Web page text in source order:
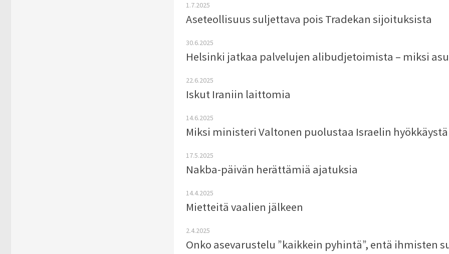
1.7.2025
Aseteollisuus suljettava pois Tradekan sijoituksista
30.6.2025
Helsinki jatkaa palvelujen alibudjetoimista – miksi
22.6.2025
Iskut Iraniin laittomia
14.6.2025
Miksi ministeri Valtonen puolustaa Israelin
17.5.2025
Nakba-päivän herättämiä ajatuksia
14.4.2025
Mietteitä vaalien jälkeen
2.4.2025
Onko asevarustelu ”kaikkein pyhintä”, entä ihmisten